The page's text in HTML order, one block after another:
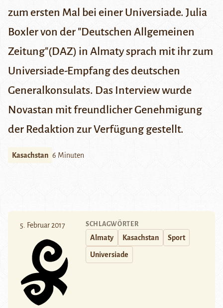
zum ersten Mal bei einer Universiade. Julia
Boxler von der "Deutschen Allgemeinen
Zeitung"(DAZ) in Almaty sprach mit ihr zum
Universiade-Empfang des deutschen
Generalkonsulats. Das Interview wurde
Novastan mit freundlicher Genehmigung
der Redaktion zur Verfügung gestellt.
Kasachstan 6 Minuten
5. Februar 2017 SCHLAGWÖRTER
Almaty Kasachstan Sport
Universiade